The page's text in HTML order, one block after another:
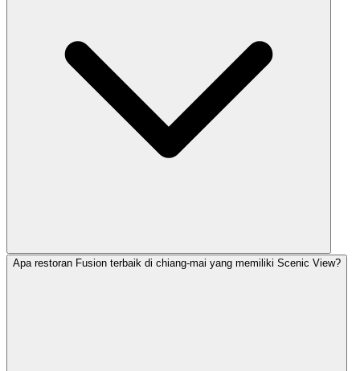
Apa restoran Fusion terbaik di chiang-mai yang memiliki Scenic View?